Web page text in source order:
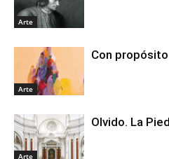
Arte
Arte
Con propósito
Arte
Olvido. La